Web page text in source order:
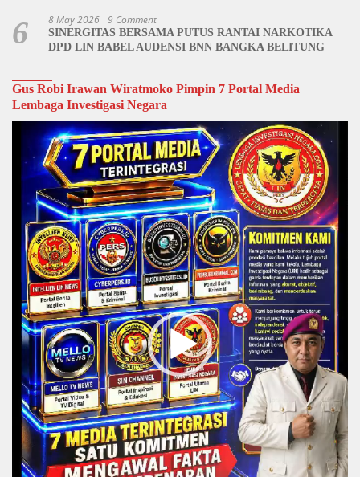
6 8 May 2026 9 Comment
SINERGITAS BERSAMA PUTUS RANTAI NARKOTIKA
DPD LIN BABEL AUDENSI BNN BANGKA BELITUNG
Gus Robi Irawan Wiratmoko Pimpin 7 Portal Media
Lembaga Investigasi Negara
Video
Player